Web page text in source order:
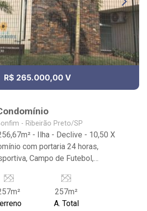
R$ 265.000,00 V
- Ribeirão Preto/SP
Ilha - Declive - 10,50 X
Campo de Futebol,
e ao supermercado
257m²
A. Total